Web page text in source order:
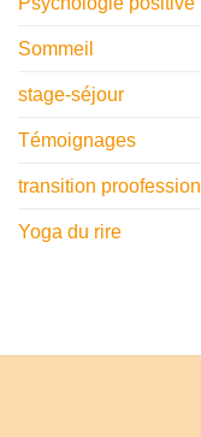
Sommeil
stage-séjour
Témoignages
transition
Yoga du rire